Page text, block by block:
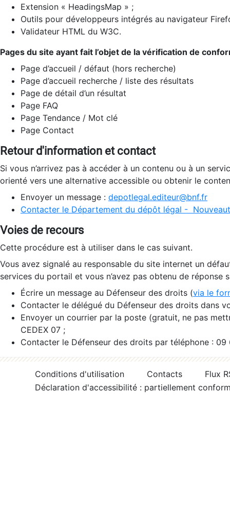
Extension « HeadingsMap » ;
Outils pour développeurs intégrés au navigateur
Validateur HTML du W3C.
Pages du site ayant fait l’objet de la vérification de
Page d’accueil / défaut (hors recherche)
Page d’accueil recherche / liste des résultats
Page de détail d’un résultat
Page FAQ
Page Tendance / Mot clé
Page Contact
Retour d'information et contact
Si vous n’arrivez pas à accéder à un contenu ou à un
orienté vers une alternative accessible ou obtenir le
Envoyer un message : depotlegal.editeur@bnf.fr
Contacter le Département du dépôt légal -
Voies de recours
Cette procédure est à utiliser dans le cas suivant.
Vous avez signalé au responsable du site internet un
services du portail et vous n’avez pas obtenu de réponse
Écrire un message au Défenseur des droits (via le
Contacter le délégué du Défenseur des droits dans
Envoyer un courrier par la poste (gratuit, ne pas
CEDEX 07 ;
Contacter le Défenseur des droits par téléphone :
Conditions d'utilisation Contacts
Flux
Déclaration d'accessibilité : partiellement